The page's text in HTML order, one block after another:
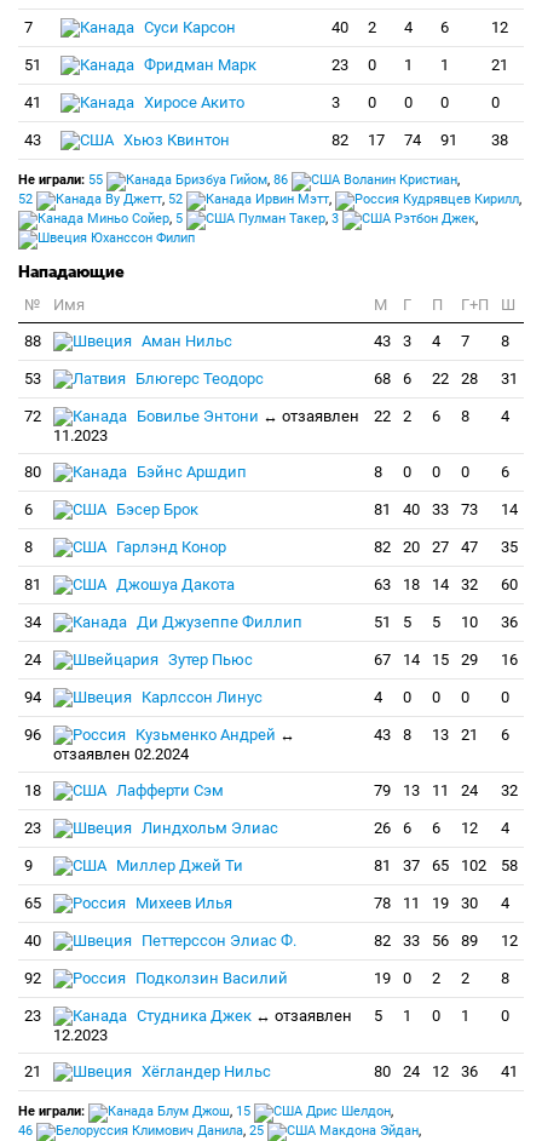
7 Суси Карсон 40 2 4 6 12
51 Фридман Марк 23 0 1 1 21
41 Хиросе Акито 3 0 0 0 0
43 Хьюз Квинтон 82 17 74 91 38
Не играли: 55 Бризбуа Гийом, 86 Воланин Кристиан,
52
Ву Джетт, 52 Ирвин Мэтт, Кудрявцев Кирилл,
Миньо Сойер, 5 Пулман Такер, 3 Рэтбон Джек,
Юханссон Филип
Нападающие
№ Имя M Г П Г+П
Ш
88
Аман Нильс 43 3 4 7 8
53 Блюгерс Теодорс 68 6 22 28 31
72 Бовилье Энтони ↔ отзаявлен
11.2023
22 2 6 8 4
80 Бэйнс Аршдип 8 0 0 0 6
6 Бэсер Брок 81 40 33 73 14
8 Гарлэнд Конор 82 20 27 47 35
81 Джошуа Дакота 63 18 14 32 60
34 Ди Джузеппе Филлип 51 5 5 10 36
24 Зутер Пьюс 67 14 15 29 16
94 Карлссон Линус 4 0 0 0 0
96 Кузьменко Андрей ↔
отзаявлен 02.2024
43 8 13 21 6
18 Лафферти Сэм 79 13 11 24 32
23 Линдхольм Элиас 26 6 6 12 4
9 Миллер Джей Ти 81 37 65 102 58
65 Михеев Илья 78 11 19 30 4
40 Петтерссон Элиас Ф. 82 33 56 89 12
92 Подколзин Василий 19 0 2 2 8
23 Студника Джек ↔ отзаявлен
12.2023
5 1 0 1 0
21 Хёгландер Нильс 80 24 12 36 41
Не играли: Блум Джош, 15 Дрис Шелдон,
46
Климович Данила, 25 Макдона Эйдан,